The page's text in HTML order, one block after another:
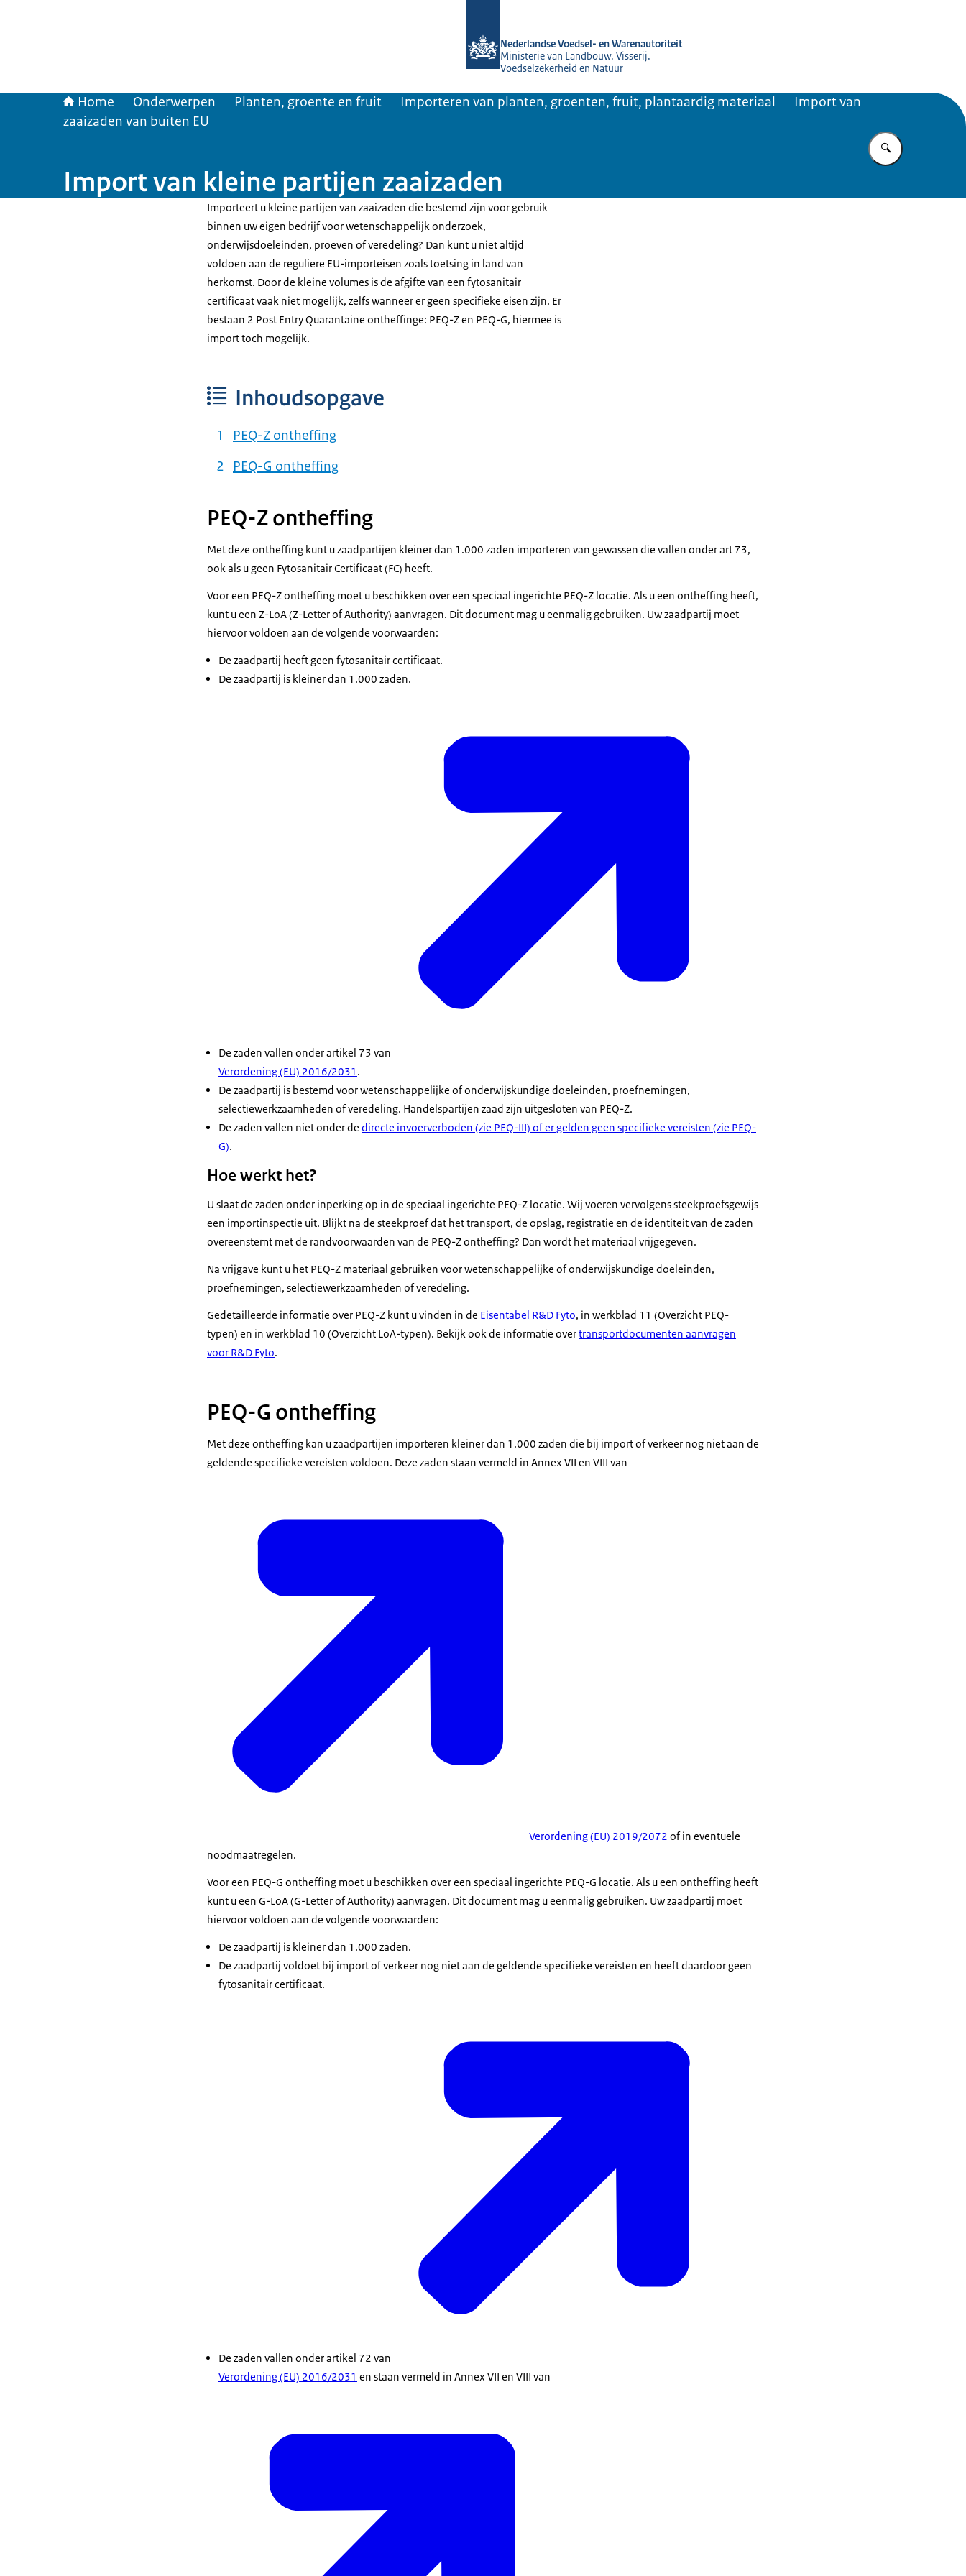
Nederlandse Voedsel- en Warenautoriteit
Ministerie van Landbouw, Visserij,
Voedselzekerheid en Natuur
Home Onderwerpen Planten, groente en fruit Importeren van planten, groenten, fruit, plantaardig materiaal
Import van
zaaizaden van buiten EU
Import van kleine partijen zaaizaden
Importeert u kleine partijen van zaaizaden die bestemd zijn voor gebruik
binnen uw eigen bedrijf voor wetenschappelijk onderzoek,
onderwijsdoeleinden, proeven of veredeling? Dan kunt u niet altijd
voldoen aan de reguliere EU-importeisen zoals toetsing in land van
herkomst. Door de kleine volumes is de afgifte van een fytosanitair
certificaat vaak niet mogelijk, zelfs wanneer er geen specifieke eisen zijn. Er
bestaan 2 Post Entry Quarantaine ontheffinge: PEQ-Z en PEQ-G, hiermee is
import toch mogelijk.
Inhoudsopgave
PEQ-Z ontheffing
PEQ-G ontheffing
PEQ-Z ontheffing
Met deze ontheffing kunt u zaadpartijen kleiner dan 1.000 zaden importeren van gewassen die vallen onder art 73,
ook als u geen Fytosanitair Certificaat (FC) heeft.
Voor een PEQ-Z ontheffing moet u beschikken over een speciaal ingerichte PEQ-Z locatie. Als u een ontheffing heeft,
kunt u een Z-LoA (Z-Letter of Authority) aanvragen. Dit document mag u eenmalig gebruiken. Uw zaadpartij moet
hiervoor voldoen aan de volgende voorwaarden:
De zaadpartij heeft geen fytosanitair certificaat.
De zaadpartij is kleiner dan 1.000 zaden.
De zaden vallen onder artikel 73 van
Verordening (EU) 2016/2031 .
De zaadpartij is bestemd voor wetenschappelijke of onderwijskundige doeleinden, proefnemingen,
selectiewerkzaamheden of veredeling. Handelspartijen zaad zijn uitgesloten van PEQ-Z.
De zaden vallen niet onder de directe invoerverboden (zie PEQ-III) of er gelden geen specifieke vereisten (zie PEQ-
G).
Hoe werkt het?
U slaat de zaden onder inperking op in de speciaal ingerichte PEQ-Z locatie. Wij voeren vervolgens steekproefsgewijs
een importinspectie uit. Blijkt na de steekproef dat het transport, de opslag, registratie en de identiteit van de zaden
overeenstemt met de randvoorwaarden van de PEQ-Z ontheffing? Dan wordt het materiaal vrijgegeven.
Na vrijgave kunt u het PEQ-Z materiaal gebruiken voor wetenschappelijke of onderwijskundige doeleinden,
proefnemingen, selectiewerkzaamheden of veredeling.
Gedetailleerde informatie over PEQ-Z kunt u vinden in de Eisentabel R&D Fyto, in werkblad 11 (Overzicht PEQ-
typen) en in werkblad 10 (Overzicht LoA-typen). Bekijk ook de informatie overtransportdocumenten aanvragen
voor R&D Fyto.
PEQ-G ontheffing
Met deze ontheffing kan u zaadpartijen importeren kleiner dan 1.000 zaden die bij import of verkeer nog niet aan de
geldende specifieke vereisten voldoen. Deze zaden staan vermeld in Annex VII en VIII van
Verordening (EU) 2019/2072 of in eventuele
noodmaatregelen.
Voor een PEQ-G ontheffing moet u beschikken over een speciaal ingerichte PEQ-G locatie. Als u een ontheffing heeft
kunt u een G-LoA (G-Letter of Authority) aanvragen. Dit document mag u eenmalig gebruiken. Uw zaadpartij moet
hiervoor voldoen aan de volgende voorwaarden:
De zaadpartij is kleiner dan 1.000 zaden.
De zaadpartij voldoet bij import of verkeer nog niet aan de geldende specifieke vereisten en heeft daardoor geen
fytosanitair certificaat.
De zaden vallen onder artikel 72 van
Verordening (EU) 2016/2031 en staan vermeld in Annex VII en VIII van